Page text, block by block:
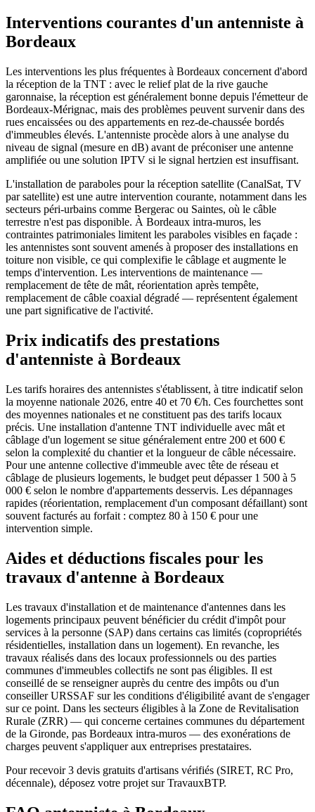
Interventions courantes d'un antenniste à
Bordeaux
Les interventions les plus fréquentes à Bordeaux concernent d'abord
la réception de la TNT : avec le relief plat de la rive gauche
garonnaise, la réception est généralement bonne depuis l'émetteur de
Bordeaux-Mérignac, mais des problèmes peuvent survenir dans des
rues encaissées ou des appartements en rez-de-chaussée bordés
d'immeubles élevés. L'antenniste procède alors à une analyse du
niveau de signal (mesure en dB) avant de préconiser une antenne
amplifiée ou une solution IPTV si le signal hertzien est insuffisant.
L'installation de paraboles pour la réception satellite (CanalSat, TV
par satellite) est une autre intervention courante, notamment dans les
secteurs péri-urbains comme Bergerac ou Saintes, où le câble
terrestre n'est pas disponible. À Bordeaux intra-muros, les
contraintes patrimoniales limitent les paraboles visibles en façade :
les antennistes sont souvent amenés à proposer des installations en
toiture non visible, ce qui complexifie le câblage et augmente le
temps d'intervention. Les interventions de maintenance —
remplacement de tête de mât, réorientation après tempête,
remplacement de câble coaxial dégradé — représentent également
une part significative de l'activité.
Prix indicatifs des prestations
d'antenniste à Bordeaux
Les tarifs horaires des antennistes s'établissent, à titre indicatif selon
la moyenne nationale 2026, entre 40 et 70 €/h. Ces fourchettes sont
des moyennes nationales et ne constituent pas des tarifs locaux
précis. Une installation d'antenne TNT individuelle avec mât et
câblage d'un logement se situe généralement entre 200 et 600 €
selon la complexité du chantier et la longueur de câble nécessaire.
Pour une antenne collective d'immeuble avec tête de réseau et
câblage de plusieurs logements, le budget peut dépasser 1 500 à 5
000 € selon le nombre d'appartements desservis. Les dépannages
rapides (réorientation, remplacement d'un composant défaillant) sont
souvent facturés au forfait : comptez 80 à 150 € pour une
intervention simple.
Aides et déductions fiscales pour les
travaux d'antenne à Bordeaux
Les travaux d'installation et de maintenance d'antennes dans les
logements principaux peuvent bénéficier du crédit d'impôt pour
services à la personne (SAP) dans certains cas limités (copropriétés
résidentielles, installation dans un logement). En revanche, les
travaux réalisés dans des locaux professionnels ou des parties
communes d'immeubles collectifs ne sont pas éligibles. Il est
conseillé de se renseigner auprès du centre des impôts ou d'un
conseiller URSSAF sur les conditions d'éligibilité avant de s'engager
sur ce point. Dans les secteurs éligibles à la Zone de Revitalisation
Rurale (ZRR) — qui concerne certaines communes du département
de la Gironde, pas Bordeaux intra-muros — des exonérations de
charges peuvent s'appliquer aux entreprises prestataires.
Pour recevoir 3 devis gratuits d'artisans vérifiés (SIRET, RC Pro,
décennale), déposez votre projet sur TravauxBTP.